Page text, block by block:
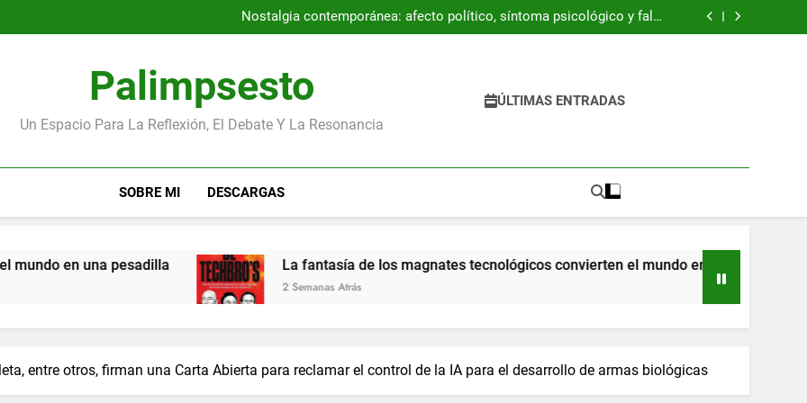
Nostalgia contemporánea: afecto político, síntoma psicológico y falso
refugio
Entrevista con los autores del libro “Byung-Chul Han. Una introducción
Nostalgia contemporánea: afecto político, síntoma psicológico y falso
Entrevista con los autores del libro “Byung-Chul Han. Una introducción
Palimpsesto
Un Espacio Para La Reflexión, El Debate Y La Resonancia
ÚLTIMAS ENTRADAS
SOBRE MI DESCARGAS
en una pesadilla La fantasía de los magnates tecnológicos convierten el mundo en una pesadilla
2 Semanas Atrás
entre otros, firman una Carta Abierta para reclamar el control de la IA para el desarrollo de armas biológicas